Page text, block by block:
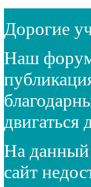
Дорогие
Наш форум
двигаться
На данный
сайт